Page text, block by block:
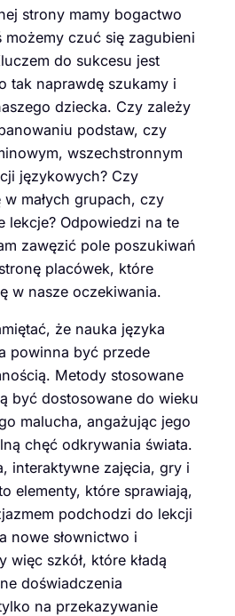
strony mamy bogactwo
czuć się zagubieni
do sukcesu jest
tak naprawdę szukamy i
dziecka. Czy zależy
podstaw, czy
wszechstronnym
językowych? Czy
małych grupach, czy
lekcje? Odpowiedzi na te
zawęzić pole poszukiwań
placówek, które
w nasze oczekiwania.
że nauka języka
powinna być przede
Metody stosowane
być dostosowane do wieku
malucha, angażując jego
chęć odkrywania świata.
interaktywne zajęcia, gry i
elementy, które sprawiają,
podchodzi do lekcji
nowe słownictwo i
więc szkół, które kładą
doświadczenia
na przekazywanie